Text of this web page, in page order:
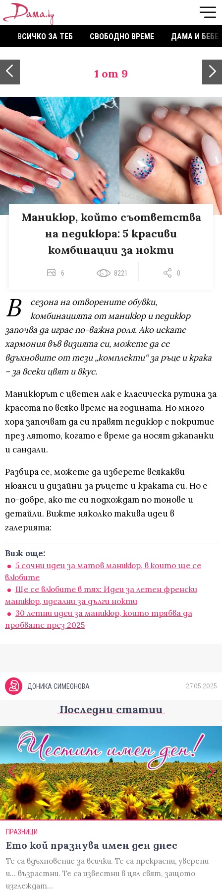
ВСИЧКО ЗА ТЕБ СВОБОДНО ВРЕМЕ ДАМА И БЕБЕ
1 от 9
Маникюр, който съответства
на педикюра: 5 красиви
комбинации за нокти
6 8221 0
В
сезона на отворените обувки,
комбинацията от маникюр и педикюр
започва да играе по-важна роля. Ако искате
хармония във визията си, можете да се
вдъхновите от тези „комплекти“ за ръце и крака
– за всеки цвят и вкус.
Маникюрът с цветен лак е класическа рутина за
красота по всяко време на годината. Но много
хора започват да си правят педикюр с покритие
през лятото, когато е време да носят джапанки
и сандали.
Разбира се, можете да изберете всякакви
нюанси и дизайни за ръцете и краката си. Но е
по-добре, ако те си подхождат по тонове и
детайли. Вижте няколко такива идеи в
галерията:
Виж още:
5 сочни идеи за матов маникюр, в които ще се
влюбите
Ще се влюбите в тях: Идеи за летен френски
маникюр, идеални за дълги нокти
30 летни идеи за маникюр, които трябва да
пробвате през 2025
ДОНИКА СИМЕОНОВА 27.05.2025
Последни статии
ПРАЗНИЦИ
Ето кой празнува имен ден днес
Те са вдъхновение за всички. Те са прекрасни, уверени
и... възрастни. Те са известни в цял свят, защото
изглеждат…